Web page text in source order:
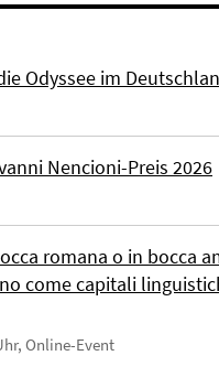
Odyssee im
Nencioni-Preis 2026
romana o in bocca
come capitali
Online-Event